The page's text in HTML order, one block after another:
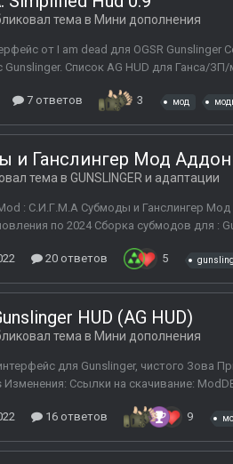
тема в Мини дополнения
от I am dead для OGSR Gunslinger
Список AG HUD для Ганса/
7 ответов 3 мод
и Ганслингер Мод
тема в GUNSLINGER и адаптации
Mod : С.И.Г.М.А Субмоды и Ганслингер
по 2024 Сборка субмодов для :
20 ответов 5
HUD (AG HUD)
тема в Мини дополнения
для Gunslinger, чистого Зова
Ссылки на скачивание:
16 ответов 9